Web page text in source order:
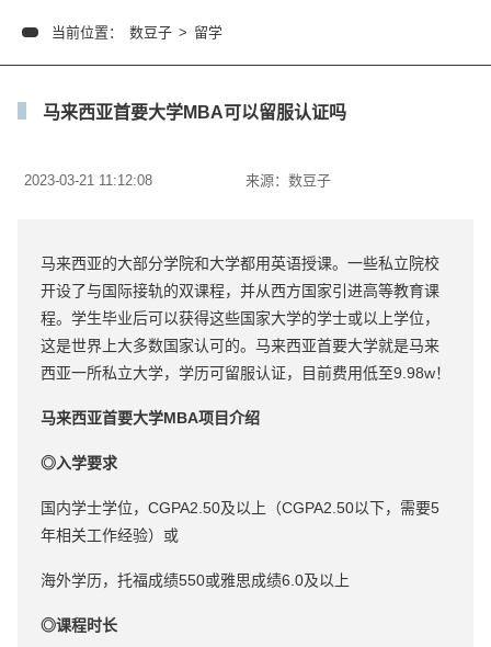
当前位置： 数豆子 > 留学
马来西亚首要大学MBA可以留服认证吗
2023-03-21 11:12:08 来源： 数豆子
马来西亚的大部分学院和大学都用英语授课。一些私立院校
开设了与国际接轨的双课程，并从西方国家引进高等教育课
程。学生毕业后可以获得这些国家大学的学士或以上学位，
这是世界上大多数国家认可的。马来西亚首要大学就是马来
西亚一所私立大学，学历可留服认证，目前费用低至9.98w！
马来西亚首要大学MBA项目介绍
◎入学要求
国内学士学位，CGPA2.50及以上（CGPA2.50以下，需要5
年相关工作经验）或
海外学历，托福成绩550或雅思成绩6.0及以上
◎课程时长